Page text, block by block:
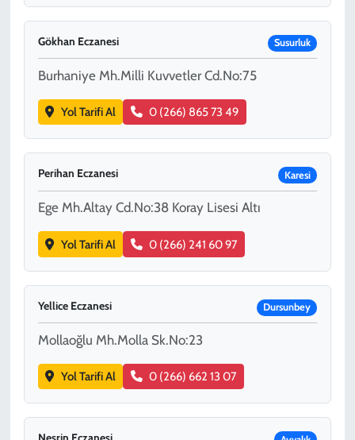
Gökhan Eczanesi Susurluk
Burhaniye Mh.Milli Kuvvetler Cd.No:75
Yol Tarifi Al 0 (266) 865 73 49
Perihan Eczanesi Karesi
Ege Mh.Altay Cd.No:38 Koray Lisesi Altı
Yol Tarifi Al 0 (266) 241 60 97
Yellice Eczanesi Dursunbey
Mollaoğlu Mh.Molla Sk.No:23
Yol Tarifi Al 0 (266) 662 13 07